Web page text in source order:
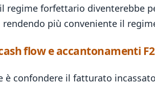
regime forfettario diventerebbe
più conveniente il
flow e accantonamenti
è confondere il fatturato